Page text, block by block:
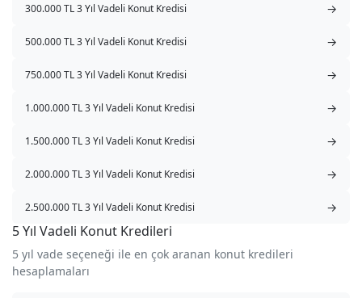
300.000 TL 3 Yıl Vadeli Konut Kredisi →
500.000 TL 3 Yıl Vadeli Konut Kredisi →
750.000 TL 3 Yıl Vadeli Konut Kredisi →
1.000.000 TL 3 Yıl Vadeli Konut Kredisi →
1.500.000 TL 3 Yıl Vadeli Konut Kredisi →
2.000.000 TL 3 Yıl Vadeli Konut Kredisi →
2.500.000 TL 3 Yıl Vadeli Konut Kredisi →
5 Yıl Vadeli Konut Kredileri
5 yıl vade seçeneği ile en çok aranan konut kredileri
hesaplamaları